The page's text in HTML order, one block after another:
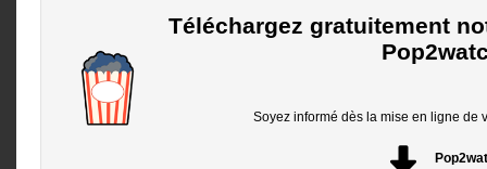
Téléchargez gratuitement
Soyez informé dès la mise en ligne de